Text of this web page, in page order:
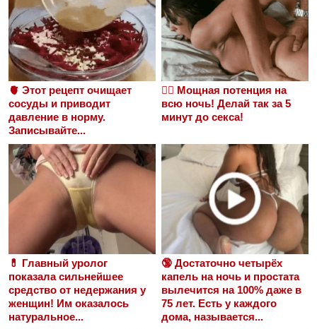
🫀 Этот рецепт очищает
сосуды и приводит
давление в норму.
Записывайте...
❤️‍🔥 Мощная потенция на
всю ночь! Делай так за 5
минут до секса!
💊 Главный уролог
показала сильнейшее
средство от недержания у
женщин! Им оказалось
натуральное...
🔞 Достаточно четырёх
капель на ночь и простата
вылечится на 100% даже в
75 лет. Есть у каждого
дома, называется...